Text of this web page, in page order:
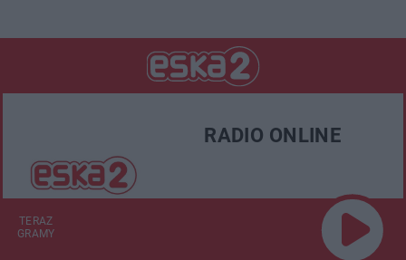
RADIO ONLINE
TERAZ
GRAMY